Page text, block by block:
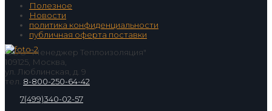
Полезное
Новости
политика конфиденциальности
публичная оферта поставки
ООО "Менеджер Теплоизоляция"
109125, Москва,
ул. Люблинская, д. 9
тел. 8-800-250-64-42
7(499)340-02-57